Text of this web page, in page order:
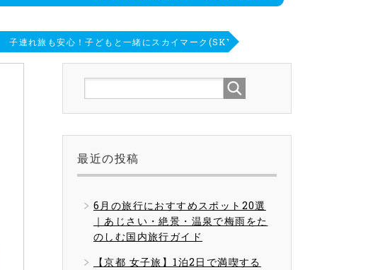
子連れ旅も安心！子どもと一緒にスカイマーク(SKY)に乗る前に知っておきたいこと
最近の投稿
6月の旅行におすすめスポット20選
｜あじさい・絶景・温泉で梅雨をた
のしむ国内旅行ガイド
【京都 女子旅】1泊2日で満喫する